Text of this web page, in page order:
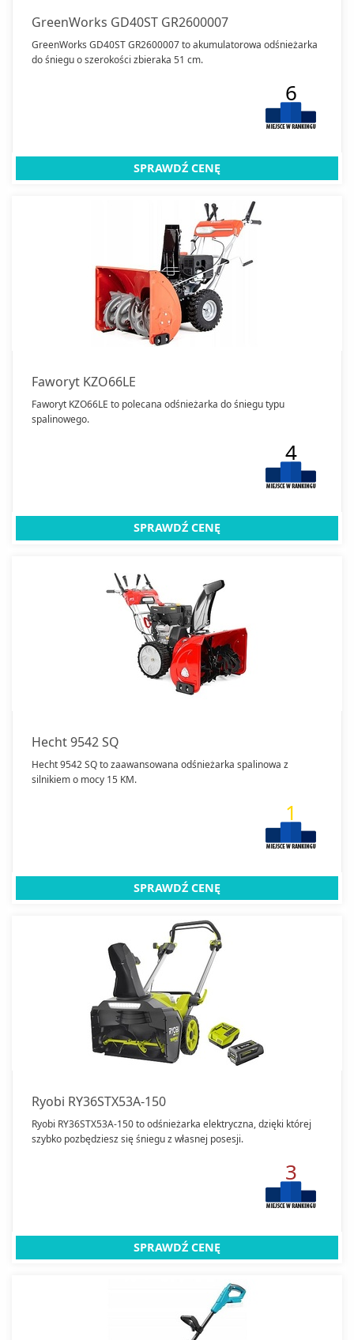
GreenWorks GD40ST GR2600007
GreenWorks GD40ST GR2600007 to akumulatorowa odśnieżarka
do śniegu o szerokości zbieraka 51 cm.
6
SPRAWDŹ CENĘ
Faworyt KZO66LE
Faworyt KZO66LE to polecana odśnieżarka do śniegu typu
spalinowego.
4
SPRAWDŹ CENĘ
Hecht 9542 SQ
Hecht 9542 SQ to zaawansowana odśnieżarka spalinowa z
silnikiem o mocy 15 KM.
1
SPRAWDŹ CENĘ
Ryobi RY36STX53A-150
Ryobi RY36STX53A-150 to odśnieżarka elektryczna, dzięki której
szybko pozbędziesz się śniegu z własnej posesji.
3
SPRAWDŹ CENĘ